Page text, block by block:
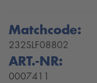
Matchcode:
232SLF08802
ART.-NR:
0007411